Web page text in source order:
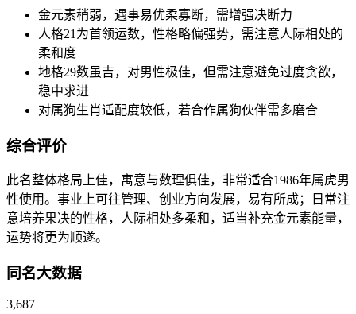
金元素稍弱，遇事易优柔寡断，需增强决断力
人格21为首领运数，性格略偏强势，需注意人际相处的
柔和度
地格29数虽吉，对男性极佳，但需注意避免过度贪欲，
稳中求进
对属狗生肖适配度较低，若合作属狗伙伴需多磨合
综合评价
此名整体格局上佳，寓意与数理俱佳，非常适合1986年属虎男
性使用。事业上可往管理、创业方向发展，易有所成；日常注
意培养果决的性格，人际相处多柔和，适当补充金元素能量，
运势将更为顺遂。
同名大数据
3,687